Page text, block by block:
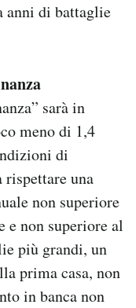
anni di battaglie
sarà in
meno di 1,4
di
rispettare una
non superiore
e non superiore al
più grandi, un
prima casa, non
in banca non